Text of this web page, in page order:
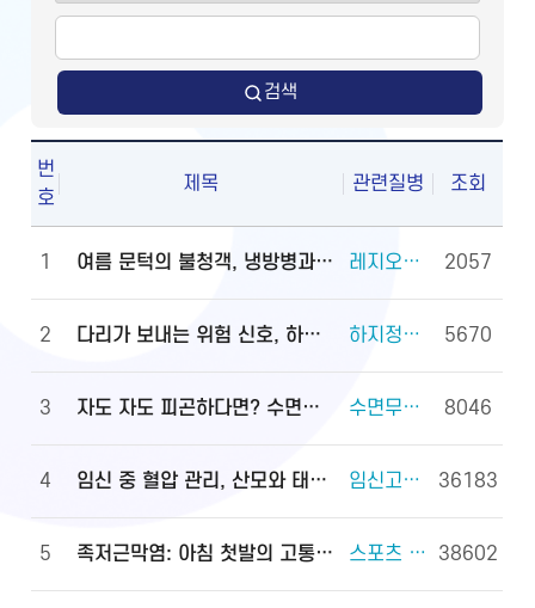
검색
번
호
제목 관련질병 조회
1 여름 문턱의 불청객, 냉방병과 기립저혈압 관리법 레지오넬라증 외 2건 2057
2 다리가 보내는 위험 신호, 하지정맥류 하지정맥류 외 3건 5670
3 자도 자도 피곤하다면? 수면무호흡증 진단·관리법 수면무호흡증 외 2건 8046
4 임신 중 혈압 관리, 산모와 태아를 지키는 첫걸음 임신고혈압과 전자간증(임신중독증) 외 4건 36183
5 족저근막염: 아침 첫발의 고통, 원인과 대처법 스포츠 손상과 안전(족관절(발목 관절) 손상) 외 2건 38602